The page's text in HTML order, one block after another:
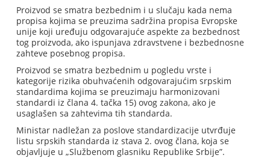
Proizvod se smatra bezbednim i u slučaju kada nema
propisa kojima se preuzima sadržina propisa Evropske
unije koji uređuju odgovarajuće aspekte za bezbednost
tog proizvoda, ako ispunjava zdravstvene i bezbednosne
zahteve posebnog propisa.
Proizvod se smatra bezbednim u pogledu vrste i
kategorije rizika obuhvaćenih odgovarajućim srpskim
standardima kojima se preuzimaju harmonizovani
standardi iz člana 4. tačka 15) ovog zakona, ako je
usaglašen sa zahtevima tih standarda.
Ministar nadležan za poslove standardizacije utvrđuje
listu srpskih standarda iz stava 2. ovog člana, koja se
objavljuje u „Službenom glasniku Republike Srbije”.